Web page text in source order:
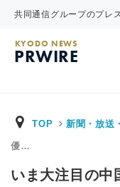
共同通信グループのプレ
KYODO NEWS
PRWIRE
TOP 新聞・放送
優…
いま大注目の中